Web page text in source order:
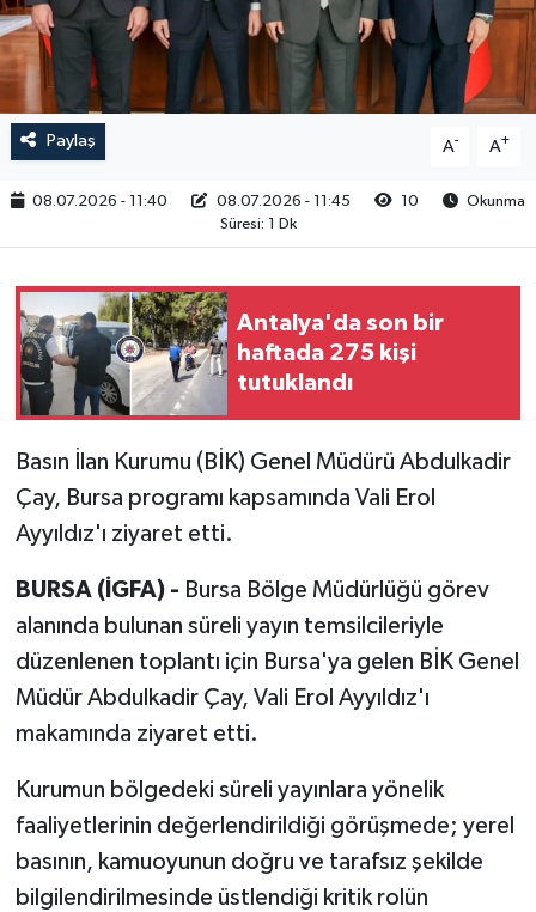
Paylaş A- A+
08.07.2026 - 11:40 08.07.2026 - 11:45 10
Okunma
Süresi: 1 Dk
Antalya'da son bir
haftada 275 kişi
tutuklandı
Basın İlan Kurumu (BİK) Genel Müdürü Abdulkadir
Çay, Bursa programı kapsamında Vali Erol
Ayyıldız'ı ziyaret etti.
BURSA (İGFA) - Bursa Bölge Müdürlüğü görev
alanında bulunan süreli yayın temsilcileriyle
düzenlenen toplantı için Bursa'ya gelen BİK Genel
Müdür Abdulkadir Çay, Vali Erol Ayyıldız'ı
makamında ziyaret etti.
Kurumun bölgedeki süreli yayınlara yönelik
faaliyetlerinin değerlendirildiği görüşmede; yerel
basının, kamuoyunun doğru ve tarafsız şekilde
bilgilendirilmesinde üstlendiği kritik rolün
RESMİ İLAN